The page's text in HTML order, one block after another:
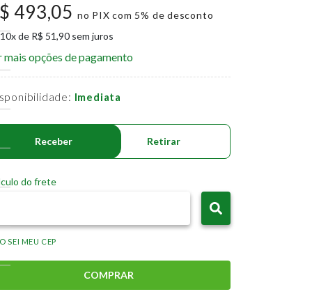
493,05 no PIX com 5% de desconto
de R$ 51,90 sem juros
mais opções de pagamento
Imediata
Receber Retirar
do frete
SEI MEU CEP
COMPRAR